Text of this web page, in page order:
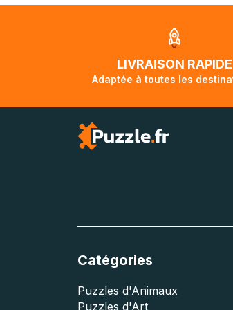
LIVRAISON RAPIDE
Adaptée à toutes les
Catégories
Puzzles d'Animaux
Puzzles d'Art